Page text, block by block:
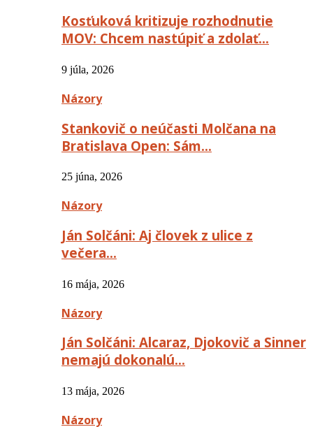
Kosťuková kritizuje rozhodnutie
MOV: Chcem nastúpiť a zdolať…
9 júla, 2026
Názory
Stankovič o neúčasti Molčana na
Bratislava Open: Sám…
25 júna, 2026
Názory
Ján Solčáni: Aj človek z ulice z
večera…
16 mája, 2026
Názory
Ján Solčáni: Alcaraz, Djokovič a Sinner
nemajú dokonalú…
13 mája, 2026
Názory